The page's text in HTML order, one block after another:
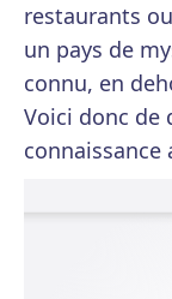
restaurants
un pays de
connu, en
Voici donc de
connaissance